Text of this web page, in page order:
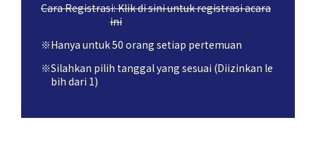
Cara Registrasi: Klik di sini untuk registrasi acara
ini
※Hanya untuk 50 orang setiap pertemuan
※Silahkan pilih tanggal yang sesuai (Diizinkan le
bih dari 1)